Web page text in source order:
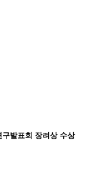
발표회 장려상 수상